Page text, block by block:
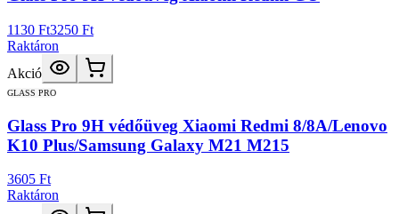
1130 Ft3250 Ft
Raktáron
Akció
GLASS PRO
Glass Pro 9H védőüveg Xiaomi Redmi 8/8A/Lenovo
K10 Plus/Samsung Galaxy M21 M215
3605 Ft
Raktáron